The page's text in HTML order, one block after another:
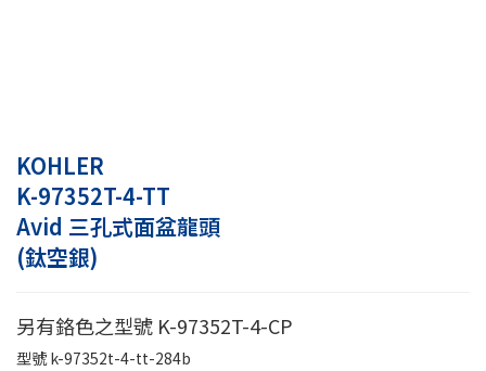
KOHLER
K-97352T-4-TT
Avid 三孔式面盆龍頭
(鈦空銀)
另有鉻色之型號 K-97352T-4-CP
型號k-97352t-4-tt-284b